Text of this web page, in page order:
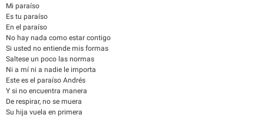
Mi paraíso
Es tu paraíso
En el paraíso
No hay nada como estar contigo
Si usted no entiende mis formas
Saltese un poco las normas
Ni a mí ni a nadie le importa
Este es el paraíso Andrés
Y si no encuentra manera
De respirar, no se muera
Su hija vuela en primera